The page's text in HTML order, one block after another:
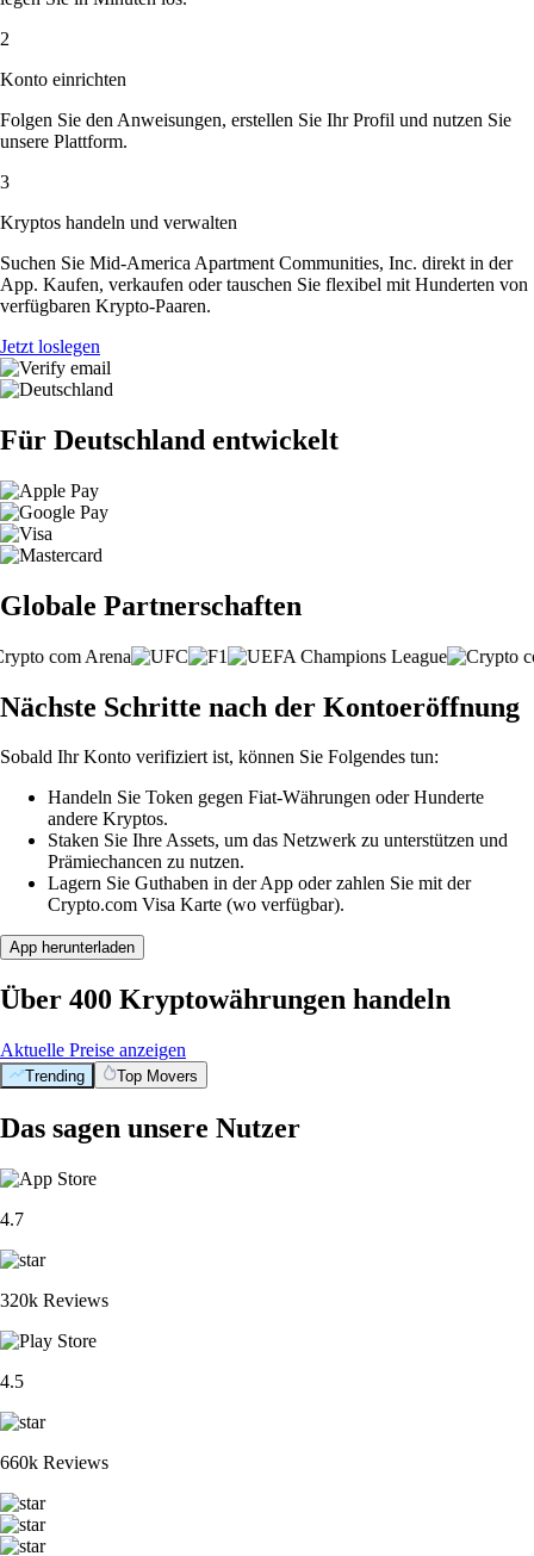
2
Konto einrichten
Folgen Sie den Anweisungen, erstellen Sie Ihr Profil und nutzen Sie
unsere Plattform.
3
Kryptos handeln und verwalten
Suchen Sie Mid-America Apartment Communities, Inc. direkt in der
App. Kaufen, verkaufen oder tauschen Sie flexibel mit Hunderten von
verfügbaren Krypto-Paaren.
Jetzt loslegen
Für Deutschland entwickelt
Globale Partnerschaften
Nächste Schritte nach der Kontoeröffnung
Sobald Ihr Konto verifiziert ist, können Sie Folgendes tun:
Handeln Sie Token gegen Fiat-Währungen oder Hunderte
andere Kryptos.
Staken Sie Ihre Assets, um das Netzwerk zu unterstützen und
Prämiechancen zu nutzen.
Lagern Sie Guthaben in der App oder zahlen Sie mit der
Crypto.com Visa Karte (wo verfügbar).
App herunterladen
Über 400 Kryptowährungen handeln
Aktuelle Preise anzeigen
Trending Top Movers
Das sagen unsere Nutzer
4.7
320k Reviews
4.5
660k Reviews